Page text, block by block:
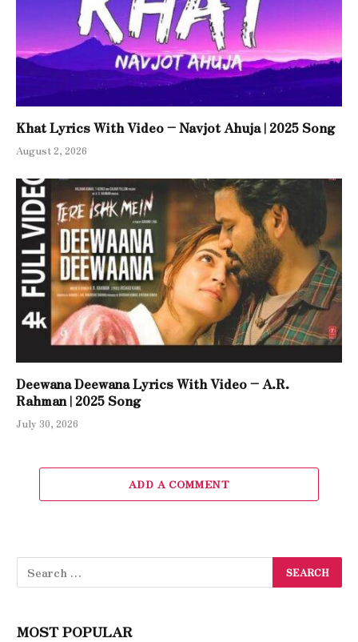
Khat Lyrics With Video – Navjot Ahuja | 2025 Song
August 2, 2026
Deewana Deewana Lyrics With Video – A.R.
Rahman | 2025 Song
July 30, 2026
ADD A COMMENT
MOST POPULAR